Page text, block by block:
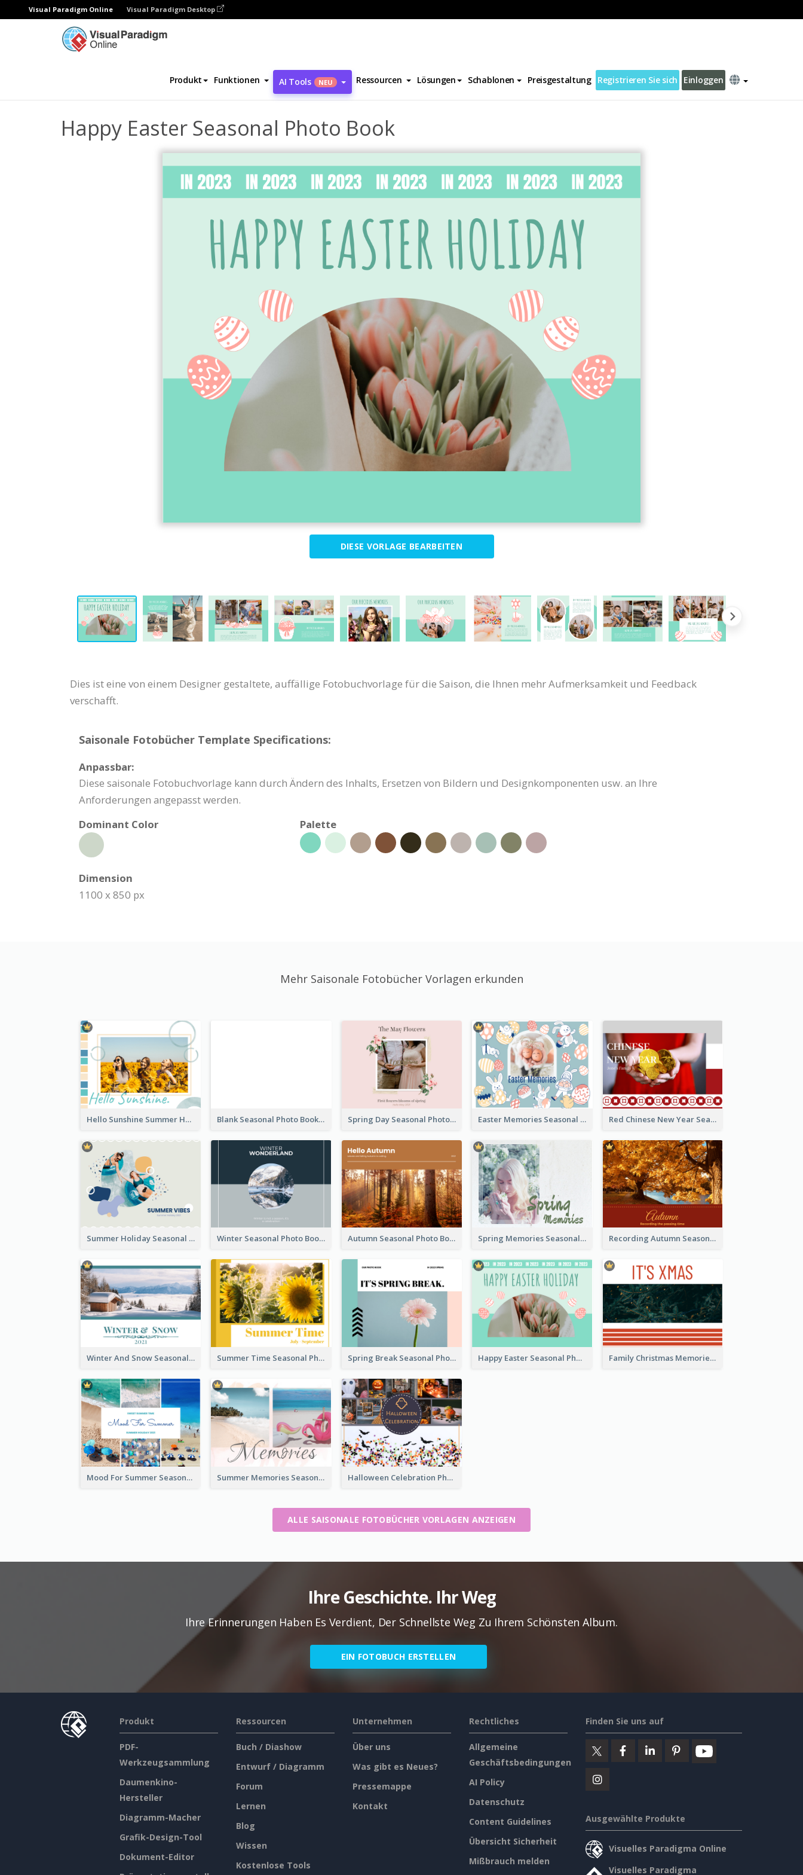
Visual Paradigm Online Visual Paradigm Desktop
Produkt Funktionen AI Tools NEU Ressourcen Lösungen Schablonen Preisgestaltung Registrieren Sie sich Einloggen
Saisonale Fotobücher Happy Easter Seasonal Photo Book
Happy Easter Seasonal Photo Book
DIESE VORLAGE BEARBEITEN
Dies ist eine von einem Designer gestaltete, auffällige Fotobuchvorlage für die Saison, die Ihnen mehr Aufmerksamkeit und Feedback
verschafft.
Saisonale Fotobücher Template Specifications:
Anpassbar:
Diese saisonale Fotobuchvorlage kann durch Ändern des Inhalts, Ersetzen von Bildern und Designkomponenten usw. an Ihre
Anforderungen angepasst werden.
Dominant Color
Palette
Dimension
1100 x 850 px
Mehr Saisonale Fotobücher Vorlagen erkunden
Hello Sunshine Summer Holidays Seasonal Photo Book Blank Seasonal Photo Book Spring Day Seasonal Photo Book Easter Memories Seasonal Photo Book Red Chinese New Year Seasonal Photo Book
Summer Holiday Seasonal Photo Book Winter Seasonal Photo Book Autumn Seasonal Photo Book Spring Memories Seasonal Photo Book Recording Autumn Seasonal Photo Book
Winter And Snow Seasonal Photo Book Summer Time Seasonal Photo Book Spring Break Seasonal Photo Book Happy Easter Seasonal Photo Book Family Christmas Memories Seasonal Photo Book
Mood For Summer Seasonal Photo Book Summer Memories Seasonal Photo Book Halloween Celebration Photo Book
ALLE SAISONALE FOTOBÜCHER VORLAGEN ANZEIGEN
Ihre Geschichte. Ihr Weg
Ihre Erinnerungen Haben Es Verdient, Der Schnellste Weg Zu Ihrem Schönsten Album.
EIN FOTOBUCH ERSTELLEN
Produkt
PDF-
Werkzeugsammlung
Daumenkino-
Hersteller
Diagramm-Macher
Grafik-Design-Tool
Dokument-Editor
Ressourcen
Buch / Diashow
Entwurf / Diagramm
Forum
Lernen
Blog
Wissen
Kostenlose Tools
Unternehmen
Über uns
Was gibt es Neues?
Pressemappe
Kontakt
Rechtliches
Allgemeine
Geschäftsbedingungen
AI Policy
Datenschutz
Content Guidelines
Übersicht Sicherheit
Mißbrauch melden
Finden Sie uns auf
Ausgewählte Produkte
Visuelles Paradigma Online
Visuelles Paradigma